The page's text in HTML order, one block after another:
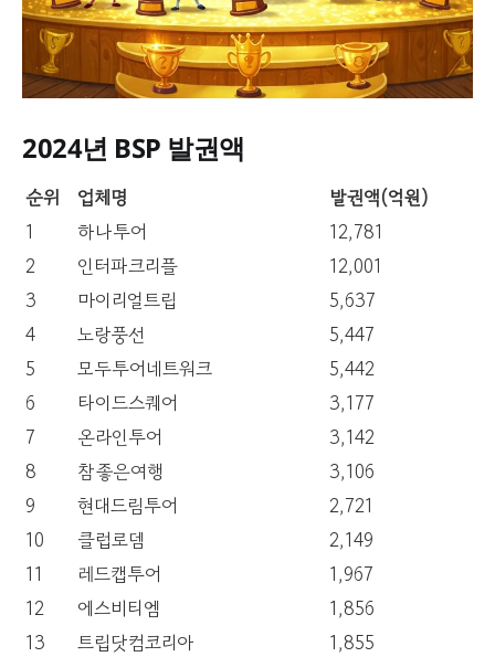
2024년 BSP 발권액
순위 업체명
발권액(억원)
1
하나투어
12,781
2
인터파크리플
12,001
3
마이리얼트립
5,637
4
노랑풍선
5,447
5
모두투어네트워크
5,442
6
타이드스퀘어
3,177
7
온라인투어
3,142
8
참좋은여행
3,106
9
현대드림투어
2,721
10
클럽로뎀
2,149
11
레드캡투어
1,967
12
에스비티엠
1,856
13
트립닷컴코리아
1,855